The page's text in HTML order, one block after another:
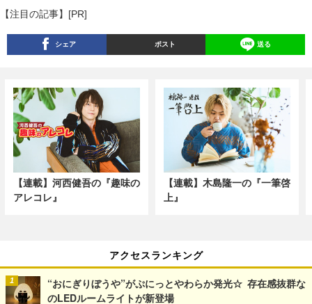
【注目の記事】[PR]
シェア ポスト 送る
【連載】河西健吾の『趣味の
アレコレ』
【連載】木島隆一の『一筆啓
上』
アクセスランキング
“おにぎりぼうや”がぷにっとやわらか発光☆ 存在感抜群な
のLEDルームライトが新登場